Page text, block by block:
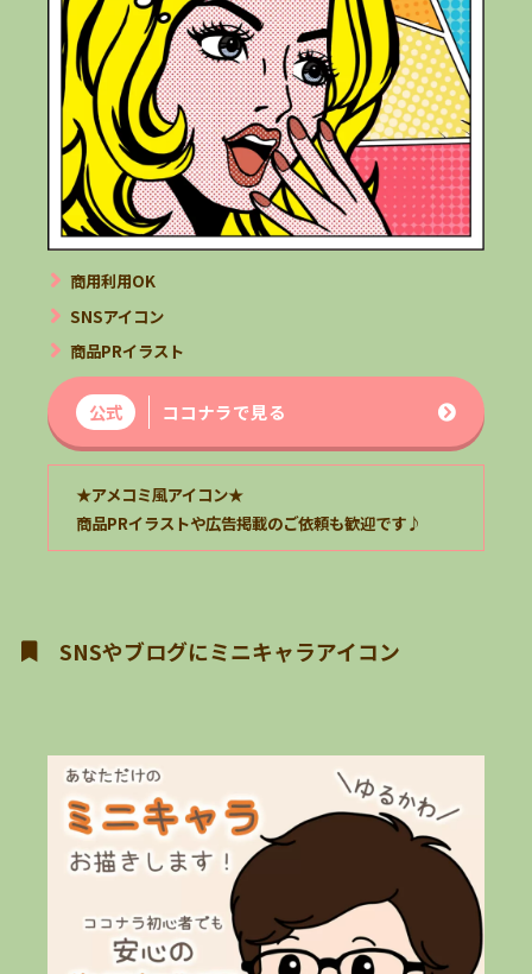
商用利用OK
SNSアイコン
商品PRイラスト
公式 ココナラで見る
★アメコミ風アイコン★
商品PRイラストや広告掲載のご依頼も歓迎です♪
SNSやブログにミニキャラアイコン